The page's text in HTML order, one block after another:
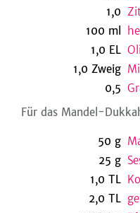
1,0
100 ml
1,0 EL
1,0 Zweig
0,5
Für das Mandel-
50 g
25 g
1,0 TL
2,0 TL